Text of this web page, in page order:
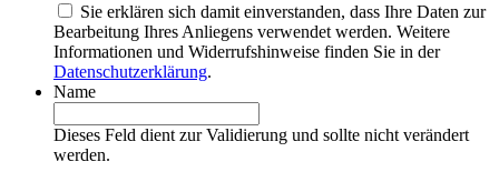
Sie erklären sich damit einverstanden, dass Ihre Daten zur
Bearbeitung Ihres Anliegens verwendet werden. Weitere
Informationen und Widerrufshinweise finden Sie in der
Datenschutzerklärung.
Name
Dieses Feld dient zur Validierung und sollte nicht verändert
werden.